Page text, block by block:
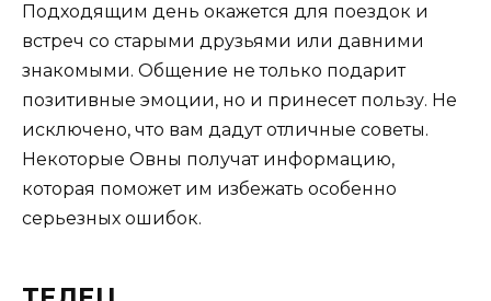
Подходящим день окажется для поездок и
встреч со старыми друзьями или давними
знакомыми. Общение не только подарит
позитивные эмоции, но и принесет пользу. Не
исключено, что вам дадут отличные советы.
Некоторые Овны получат информацию,
которая поможет им избежать особенно
серьезных ошибок.